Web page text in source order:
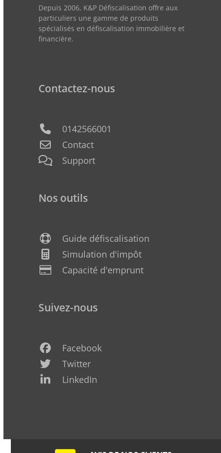
Depuis 2006, K&P Défiscalisation offre aux
particuliers une gamme de produits
spécialisés en défiscalisation immobilière et
financière.
Contactez-nous
0142566001
Contact
Support
Nos outils
Guide défiscalisation
Simulation d'impôt
Capacité d'emprunt
Suivez-nous
Facebook
Twitter
LinkedIn